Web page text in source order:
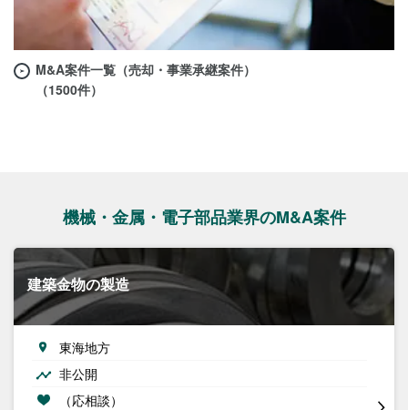
M&A案件一覧（売却・事業承継案件）
（1500件）
機械・金属・電子部品業界のM&A案件
建築金物の製造
東海地方
非公開
（応相談）